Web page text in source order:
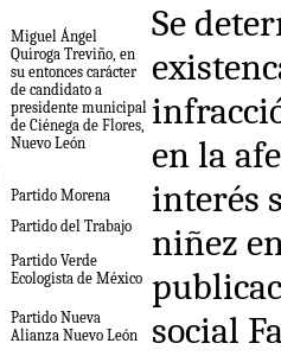
Miguel Ángel
Quiroga Treviño, en
su entonces carácter
de candidato a
presidente municipal
de Ciénega de Flores,
Nuevo León
Se
en la
interés
niñez
social
Partido Morena
Partido del Trabajo
Partido Verde
Ecologista de México
Partido Nueva
Alianza Nuevo León